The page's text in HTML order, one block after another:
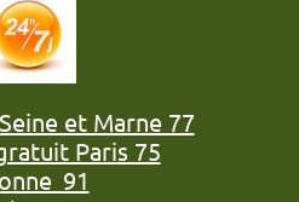
et Marne 77
Paris 75
91